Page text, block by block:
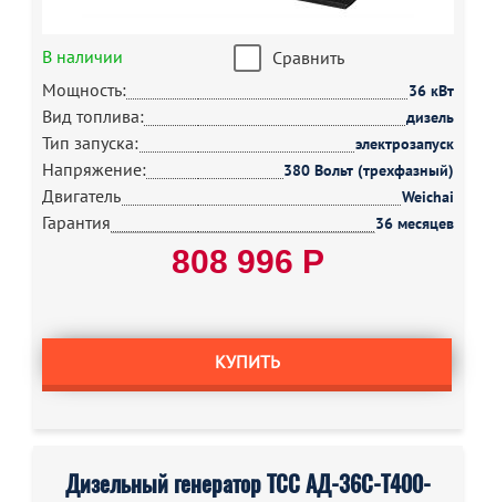
В наличии
Сравнить
Мощность:
36 кВт
Вид топлива: дизель
Тип запуска: электрозапуск
Напряжение: 380 Вольт (трехфазный)
Двигатель Weichai
Гарантия 36 месяцев
808 996 Р
КУПИТЬ
Дизельный генератор ТСС АД-36С-Т400-